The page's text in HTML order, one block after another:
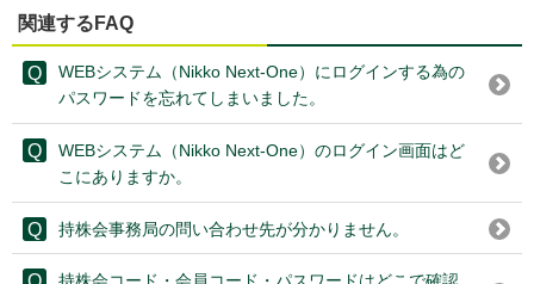
関連するFAQ
WEBシステム（Nikko Next-One）にログインする為の
パスワードを忘れてしまいました。
WEBシステム（Nikko Next-One）のログイン画面はど
こにありますか。
持株会事務局の問い合わせ先が分かりません。